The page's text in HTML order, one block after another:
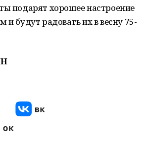
подарят хорошее настроение
будут радовать их в весну 75-